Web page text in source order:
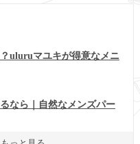
uluruマユキが得意なメニ
なら｜自然なメンズパー